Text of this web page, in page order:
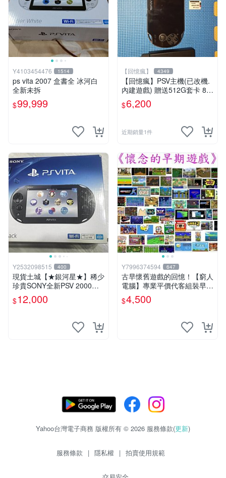
Y4103454476 1514
ps vita 2007 盒書全 冰河白
全新未拆
$99,999
【回憶瘋】 4349
【回憶瘋】PSV主機(已改機.
內建遊戲) 贈送512G套卡 8成
5新 1000型
$6,200
近期銷量1件
Y2532098515 400
現貨土城【★銀河星★】稀少
珍貴SONY全新PSV 2000主
機.可轉換中文.全新PSV未使
用
$12,000
Y7996374594 647
古早懷舊遊戲的回憶！【窮人
電腦】專業平價代客組裝早期
Windows98/95/DOS遊戲機--
-專業首選！
$4,500
Yahoo台灣電子商務 版權所有 © 2026 服務條款(更新)
服務條款 | 隱私權 | 拍賣使用規範